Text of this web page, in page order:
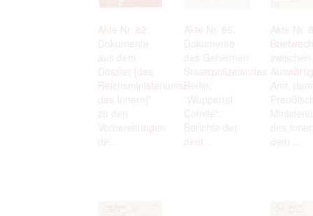
Akte Nr. 82.
Dokumente
aus dem
Dossier [des
Reichsministeriums
des Innern]*
zu den
Vorbereitungen
de...
Akte Nr. 86.
Dokumente
des Geheimen
Staatspolizeiamtes
Berlin:
“Wuppertal
Comité“:
Berichte der
deut...
Akte Nr.
Amt, dem
des
dem ...